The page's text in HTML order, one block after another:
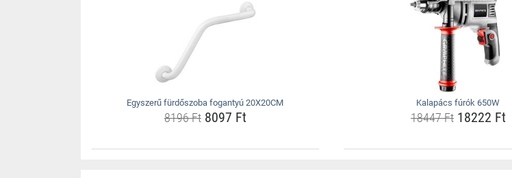
Egyszerű fürdőszoba fogantyú 20X20CM
8196 Ft8097 Ft
Kalapács fúrók 650W
18447 Ft18222 Ft